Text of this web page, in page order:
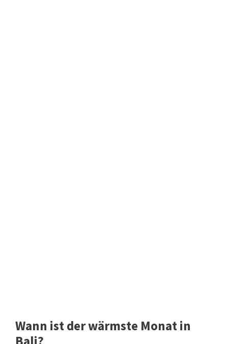
Wann ist der wärmste Monat in
Bali?